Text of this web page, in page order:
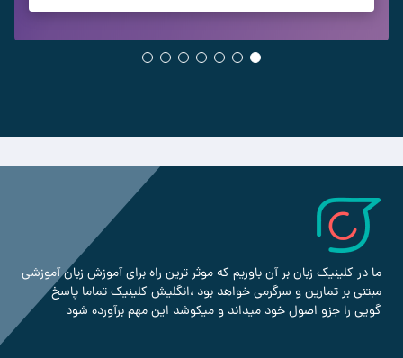
ما در کلینیک زبان بر آن باوریم که موثر ترین راه برای آموزش زبان آموزشی
مبتنی بر تمارین و سرگرمی خواهد بود ،انگلیش کلینیک تماما پاسخ
گویی را جزو اصول خود میداند و میکوشد این مهم برآورده شود